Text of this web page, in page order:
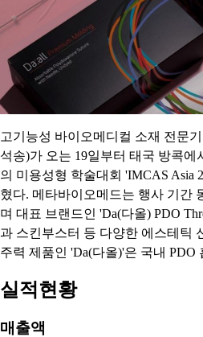
고기능성 바이오메디컬 소재 전문
석송)가 오는 19일부터 태국 방콕에
의 미용성형 학술대회 'IMCAS Asia
혔다. 메타바이오메드는 행사 기간
며 대표 브랜드인 'Da(다올) PDO
과 스킨부스터 등 다양한 에스테틱
주력 제품인 'Da(다올)'은 국내 PDO
실적현황
매출액